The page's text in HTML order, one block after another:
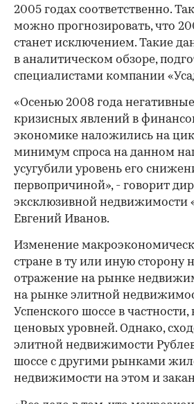
2005 годах соответственно.
можно прогнозировать, что
станет исключением. Такие
в аналитическом обзоре,
специалистами компании
«Осенью 2008 года
кризисных явлений в
экономике наложились на
минимум спроса на данном
усугубили уровень его
первопричиной», - говорит
эксклюзивной недвижимости
Евгений Иванов.
Изменение
стране в ту или иную сторону
отражение на рынке
на рынке элитной
Успенского шоссе в
ценовых уровней. Однако,
элитной недвижимости
шоссе с другими рынками
недвижимости на этом и